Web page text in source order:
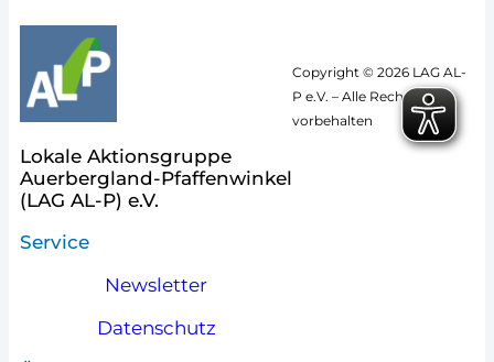
Lokale Aktionsgruppe
Auerbergland-Pfaffenwinkel
(LAG AL-P) e.V.
Service
Newsletter
Datenschutz
Copyright © 2026 LAG AL-
P e.V. – Alle Rechte
vorbehalten